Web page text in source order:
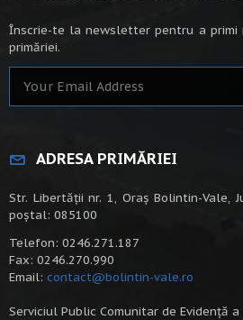
Înscrie-te la newsletter pentru a primi
primăriei.
ADRESA PRIMĂRIEI
Str. Libertății nr. 1, Oraș Bolintin-Vale,
poștal: 085100
Telefon: 0246.271.187
Fax: 0246.270.990
Email: contact@bolintin-vale.ro
Serviciul Public Comunitar de Evidență